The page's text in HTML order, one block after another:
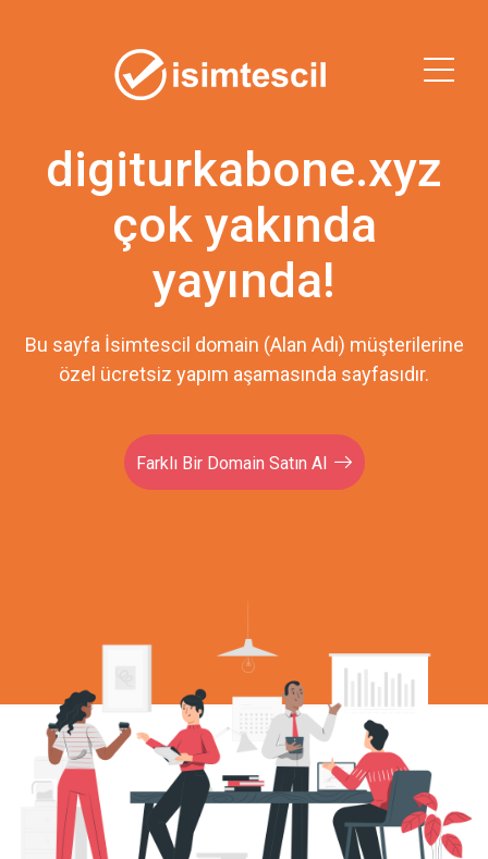
digiturkabone.xyz
çok yakında
yayında!
Bu sayfa İsimtescil domain (Alan Adı) müşterilerine
özel ücretsiz yapım aşamasında sayfasıdır.
Farklı Bir Domain Satın Al